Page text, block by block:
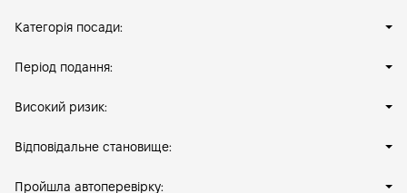
Категорія посади:
Період подання:
Високий ризик:
Відповідальне становище:
Пройшла автоперевірку: